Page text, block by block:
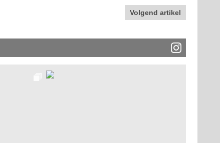
Volgend artikel